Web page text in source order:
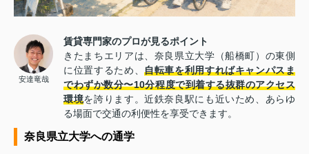
安達竜哉
賃貸専門家のプロが見るポイント
きたまちエリアは、奈良県立大学（船橋町）の東側
に位置するため、自転車を利用すればキャンパスま
でわずか数分〜10分程度で到着する抜群のアクセス
環境を誇ります。近鉄奈良駅にも近いため、あらゆ
る場面で交通の利便性を享受できます。
奈良県立大学への通学